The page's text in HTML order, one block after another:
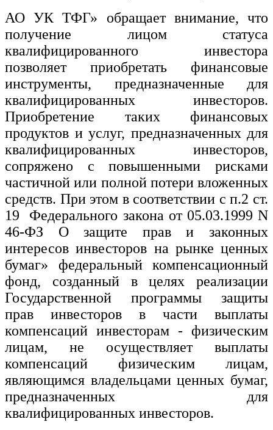
АО УК ТФГ» обращает внимание, что
получение лицом статуса
квалифицированного инвестора
позволяет приобретать финансовые
инструменты, предназначенные для
квалифицированных инвесторов.
Приобретение таких финансовых
продуктов и услуг, предназначенных для
квалифицированных инвесторов,
сопряжено с повышенными рисками
частичной или полной потери вложенных
средств. При этом в соответствии с п.2 ст.
19 Федерального закона от 05.03.1999 N
46-ФЗ О защите прав и законных
интересов инвесторов на рынке ценных
бумаг» федеральный компенсационный
фонд, созданный в целях реализации
Государственной программы защиты
прав инвесторов в части выплаты
компенсаций инвесторам - физическим
лицам, не осуществляет выплаты
компенсаций физическим лицам,
являющимся владельцами ценных бумаг,
предназначенных для
квалифицированных инвесторов.